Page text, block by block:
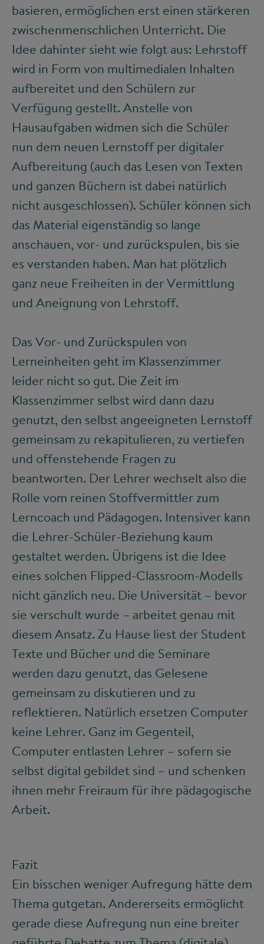
basieren, ermöglichen erst einen stärkeren
zwischenmenschlichen Unterricht. Die
Idee dahinter sieht wie folgt aus: Lehrstoff
wird in Form von multimedialen Inhalten
aufbereitet und den Schülern zur
Verfügung gestellt. Anstelle von
Hausaufgaben widmen sich die Schüler
nun dem neuen Lernstoff per digitaler
Aufbereitung (auch das Lesen von Texten
und ganzen Büchern ist dabei natürlich
nicht ausgeschlossen). Schüler können sich
das Material eigenständig so lange
anschauen, vor- und zurückspulen, bis sie
es verstanden haben. Man hat plötzlich
ganz neue Freiheiten in der Vermittlung
und Aneignung von Lehrstoff.
Das Vor- und Zurückspulen von
Lerneinheiten geht im Klassenzimmer
leider nicht so gut. Die Zeit im
Klassenzimmer selbst wird dann dazu
genutzt, den selbst angeeigneten Lernstoff
gemeinsam zu rekapitulieren, zu vertiefen
und offenstehende Fragen zu
beantworten. Der Lehrer wechselt also die
Rolle vom reinen Stoffvermittler zum
Lerncoach und Pädagogen. Intensiver kann
die Lehrer-Schüler-Beziehung kaum
gestaltet werden. Übrigens ist die Idee
eines solchen Flipped-Classroom-Modells
nicht gänzlich neu. Die Universität – bevor
sie verschult wurde – arbeitet genau mit
diesem Ansatz. Zu Hause liest der Student
Texte und Bücher und die Seminare
werden dazu genutzt, das Gelesene
gemeinsam zu diskutieren und zu
reflektieren. Natürlich ersetzen Computer
keine Lehrer. Ganz im Gegenteil,
Computer entlasten Lehrer – sofern sie
selbst digital gebildet sind – und schenken
ihnen mehr Freiraum für ihre pädagogische
Arbeit.
Fazit
Ein bisschen weniger Aufregung hätte dem
Thema gutgetan. Andererseits ermöglicht
gerade diese Aufregung nun eine breiter